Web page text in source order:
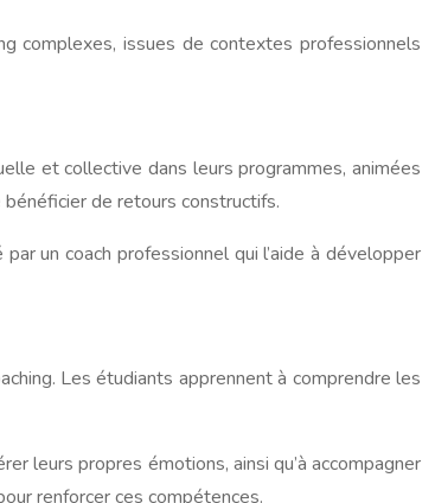
complexes, issues de contextes professionnels
et collective dans leurs programmes, animées
de retours constructifs.
un coach professionnel qui l’aide à développer
Les étudiants apprennent à comprendre les
leurs propres émotions, ainsi qu’à accompagner
renforcer ces compétences.